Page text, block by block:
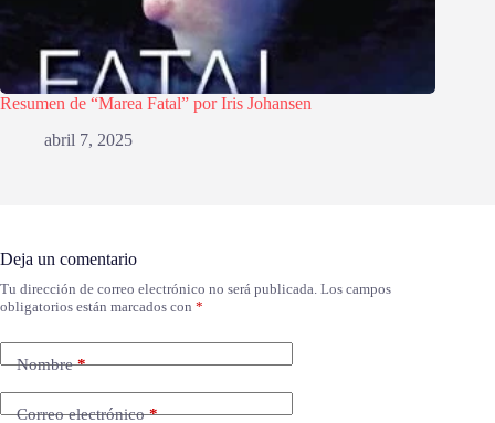
Resumen de “Marea Fatal” por Iris Johansen
abril 7, 2025
Deja un comentario
Tu dirección de correo electrónico no será publicada. Los campos
obligatorios están marcados con *
Nombre*
Correo electrónico*